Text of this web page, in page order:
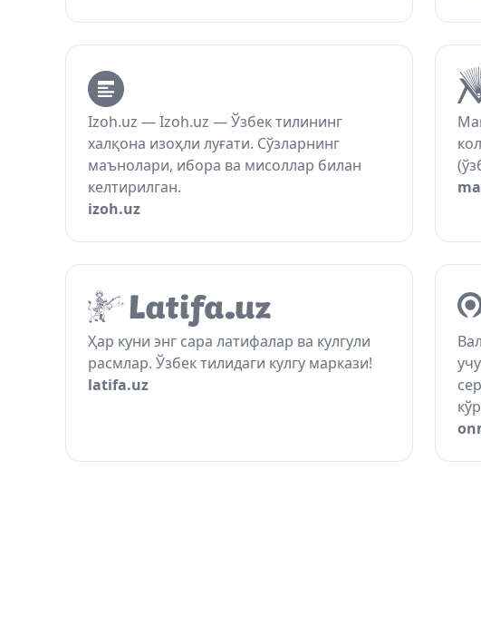
Izoh.uz — Izoh.uz — Ўзбек тилининг
халқона изоҳли луғати. Сўзларнинг
маънолари, ибора ва мисоллар билан
келтирилган.
izoh.uz
Ҳар куни энг сара латифалар ва кулгули
расмлар. Ўзбек тилидаги кулгу маркази!
latifa.uz